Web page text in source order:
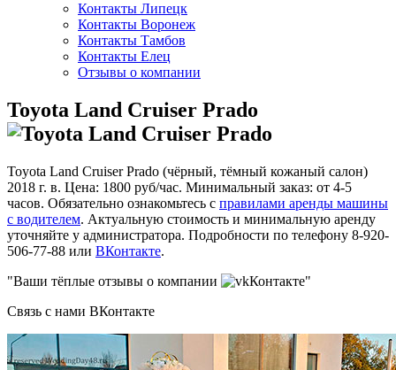
Контакты Липецк
Контакты Воронеж
Контакты Тамбов
Контакты Елец
Отзывы о компании
Toyota Land Cruiser Prado
Toyota Land Cruiser Prado (чёрный, тёмный кожаный салон)
2018 г. в. Цена: 1800 руб/час. Минимальный заказ: от 4-5
часов. Обязательно ознакомьтесь с правилами аренды машины
с водителем. Актуальную стоимость и минимальную аренду
уточняйте у администратора. Подробности по телефону 8-920-
506-77-88 или ВКонтакте.
"Ваши тёплые отзывы о компании
Контакте"
Связь с нами ВКонтакте